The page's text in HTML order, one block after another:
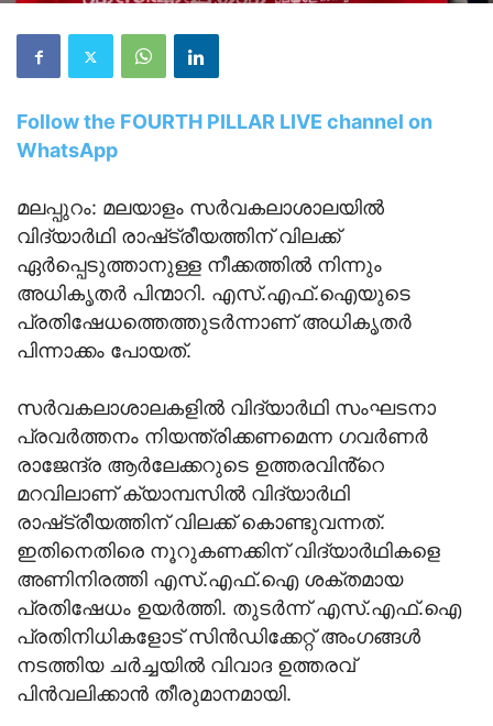
Follow the FOURTH PILLAR LIVE channel on
WhatsApp
മലപ്പുറം: മലയാളം സർവകലാശാലയിൽ
വിദ്യാർഥി രാഷ്‌ട്രീയത്തിന്‌ വിലക്ക്‌
ഏർപ്പെടുത്താനുള്ള നീക്കത്തിൽ നിന്നും
അധികൃതർ പിന്മാറി. എസ്.എഫ്.ഐയുടെ
പ്രതിഷേധത്തെത്തുടർന്നാണ് അധികൃതര്‍
പിന്നാക്കം പോയത്.
സർവകലാശാലകളിൽ വിദ്യാർഥി സംഘടനാ
പ്രവർത്തനം നിയന്ത്രിക്കണമെന്ന ഗവർണർ
രാജേന്ദ്ര ആർലേക്കറുടെ ഉത്തരവിൻ്റെ
മറവിലാണ്‌ ക്യാമ്പസിൽ വിദ്യാർഥി
രാഷ്‌ട്രീയത്തിന്‌ വിലക്ക്‌ കൊണ്ടുവന്നത്‌.
ഇതിനെതിരെ നൂറുകണക്കിന്‌ വിദ്യാർഥികളെ
അണിനിരത്തി എസ്‌.എഫ്‌.ഐ ശക്തമായ
പ്രതിഷേധം ഉയർത്തി. തുടർന്ന്‌ എസ്‌.എഫ്‌.ഐ
പ്രതിനിധികളോട്‌ സിൻഡിക്കേറ്റ്‌ അംഗങ്ങൾ
നടത്തിയ ചർച്ചയിൽ വിവാദ ഉത്തരവ്‌
പിൻവലിക്കാൻ തീരുമാനമായി.